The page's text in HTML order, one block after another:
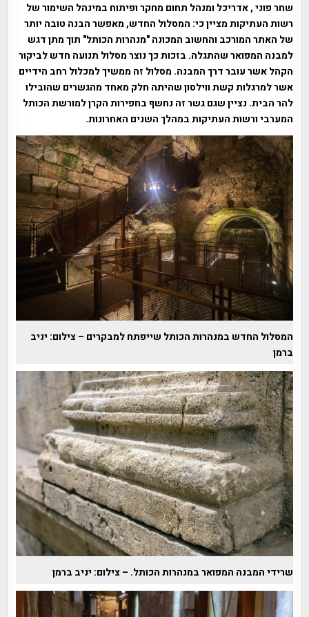
שחר פוני , אדריכל ומנהל תחום מחקר ופיתוח במינהל השימור של
רשות העתיקות מציין כי: המסלול החדש, מאפשר הבנה טובה יותר
של האתר המורכב והחשוב המכונה "מנהרות הכותל" תוך מתן דגש
למבנה המפואר שהתגלה. בזכות כך נוצר מסלול תנועה חדש לביקור
הקהל אשר עובר דרך המבנה. מסלול זה ממשיך למכלול רחב הידיים
אשר למרגלות קשת ווילסון שהיתה חלק מאחד מהגשרים שהובילו
להר הבית. נציין שגם גשר זה נחשף בחפירות הקרן למורשת הכותל
המערבי ורשות העתיקות במהלך השנים האחרונות.
המסלול החדש במנהרות הכותל שייפתח למבקרים – צילום: יניב
ברמן
שרידי המבנה המפואר במנהרות הכותל. – צילום: יניב ברמן